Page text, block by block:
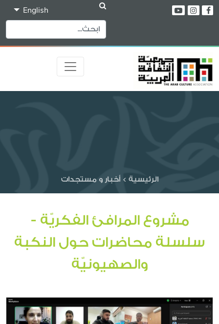
English
الرئيسية >أخبار و مستجدات
مشروع المرافئ الفكريّة -
سلسلة محاضرات حول النكبة
والصهيونيّة